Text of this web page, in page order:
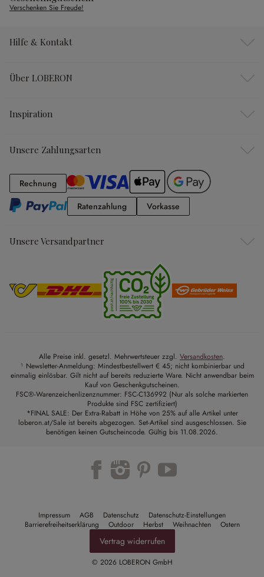
Verschenken Sie Freude!
Hilfe & Kontakt
Über LOBERON
Inspiration
Unsere Zahlungsarten
RechnungRechnung
RatenzahlungRatenzahlung
Vorkasse
Unsere Versandpartner
Alle Preise inkl. gesetzl. Mehrwertsteuer zzgl. Versandkosten.
¹ Newsletter-Anmeldung: Mindestbestellwert € 45; nicht kombinierbar und
einmalig einlösbar. Gilt nicht auf bereits reduzierte Ware. Nicht anwendbar beim
Kauf von Geschenkgutscheinen.
FSC®-Warenzeichenlizenznummer: FSC-C136992 (Nur als solche markierten
Produkte sind FSC zertifiziert)
*FINAL SALE: Der Extra-Rabatt in Höhe von 25% auf alle Artikel unter
loberon.at/Sale ist bereits abgezogen. Set-Artikel sind ausgeschlossen. Sie
benötigen keinen Gutscheincode. Gültig bis 11.08.2026.
Impressum AGB Datenschutz
Datenschutz-Einstellungen
Barrierefreiheitserklärung
Outdoor Herbst Weihnachten Ostern
Vertrag widerrufen
© 2026 LOBERON GmbH